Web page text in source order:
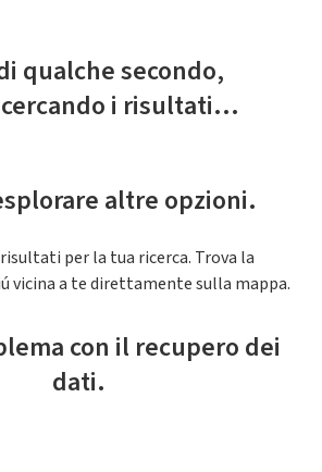
qualche secondo,
i risultati...
altre opzioni.
per la tua ricerca. Trova la
vicina a te direttamente sulla mappa.
con il recupero dei
dati.